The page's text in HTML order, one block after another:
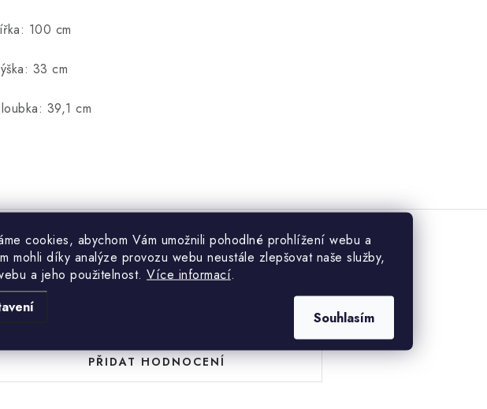
cookies, abychom Vám umožnili pohodlné prohlížení webu a
mohli díky analýze provozu webu neustále zlepšovat naše služby,
a jeho použitelnost. Více informací.
Souhlasím
100 cm
33 cm
39,1 cm
produktu (0)
první, kdo napíše příspěvek k této položce.
PŘIDAT HODNOCENÍ